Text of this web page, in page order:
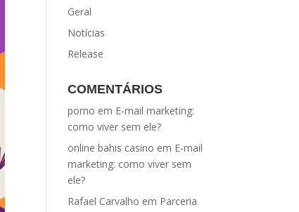
Geral
Notícias
Release
COMENTÁRIOS
porno em E-mail marketing:
como viver sem ele?
online bahis casino em E-mail
marketing: como viver sem
ele?
Rafael Carvalho em Parceria